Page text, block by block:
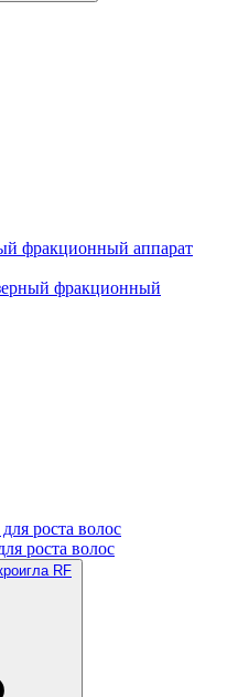
фракционный аппарат
фракционный
роста волос
роста волос
RF